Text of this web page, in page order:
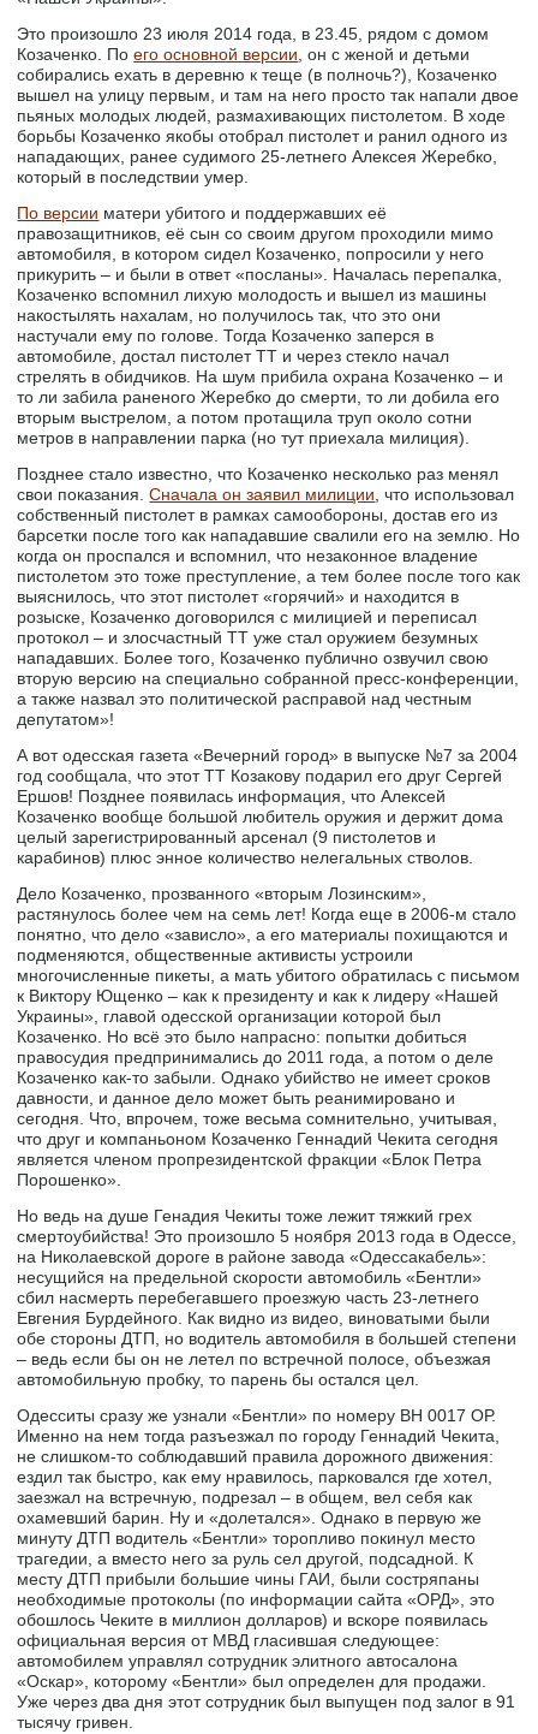
Это произошло 23 июля 2014 года, в 23.45, рядом с домом
Козаченко. Поего основной версии , он с женой и детьми
собирались ехать в деревню к теще (в полночь?), Козаченко
вышел на улицу первым, и там на него просто так напали двое
пьяных молодых людей, размахивающих пистолетом. В ходе
борьбы Козаченко якобы отобрал пистолет и ранил одного из
нападающих, ранее судимого 25-летнего Алексея Жеребко,
который в последствии умер.
По версии матери убитого и поддержавших её
правозащитников, её сын со своим другом проходили мимо
автомобиля, в котором сидел Козаченко, попросили у него
прикурить – и были в ответ «посланы». Началась перепалка,
Козаченко вспомнил лихую молодость и вышел из машины
накостылять нахалам, но получилось так, что это они
настучали ему по голове. Тогда Козаченко заперся в
автомобиле, достал пистолет ТТ и через стекло начал
стрелять в обидчиков. На шум прибила охрана Козаченко – и
то ли забила раненого Жеребко до смерти, то ли добила его
вторым выстрелом, а потом протащила труп около сотни
метров в направлении парка (но тут приехала милиция).
Позднее стало известно, что Козаченко несколько раз менял
свои показания.Сначала он заявил милиции , что использовал
собственный пистолет в рамках самообороны, достав его из
барсетки после того как нападавшие свалили его на землю. Но
когда он проспался и вспомнил, что незаконное владение
пистолетом это тоже преступление, а тем более после того как
выяснилось, что этот пистолет «горячий» и находится в
розыске, Козаченко договорился с милицией и переписал
протокол – и злосчастный ТТ уже стал оружием безумных
нападавших. Более того, Козаченко публично озвучил свою
вторую версию на специально собранной пресс-конференции,
а также назвал это политической расправой над честным
депутатом»!
А вот одесская газета «Вечерний город» в выпуске №7 за 2004
год сообщала, что этот ТТ Козакову подарил его друг Сергей
Ершов! Позднее появилась информация, что Алексей
Козаченко вообще большой любитель оружия и держит дома
целый зарегистрированный арсенал (9 пистолетов и
карабинов) плюс энное количество нелегальных стволов.
Дело Козаченко, прозванного «вторым Лозинским»,
растянулось более чем на семь лет! Когда еще в 2006-м стало
понятно, что дело «зависло», а его материалы похищаются и
подменяются, общественные активисты устроили
многочисленные пикеты, а мать убитого обратилась с письмом
к Виктору Ющенко – как к президенту и как к лидеру «Нашей
Украины», главой одесской организации которой был
Козаченко. Но всё это было напрасно: попытки добиться
правосудия предпринимались до 2011 года, а потом о деле
Козаченко как-то забыли. Однако убийство не имеет сроков
давности, и данное дело может быть реанимировано и
сегодня. Что, впрочем, тоже весьма сомнительно, учитывая,
что друг и компаньоном Козаченко Геннадий Чекита сегодня
является членом пропрезидентской фракции «Блок Петра
Порошенко».
Но ведь на душе Генадия Чекиты тоже лежит тяжкий грех
смертоубийства! Это произошло 5 ноября 2013 года в Одессе,
на Николаевской дороге в районе завода «Одессакабель»:
несущийся на предельной скорости автомобиль «Бентли»
сбил насмерть перебегавшего проезжую часть 23-летнего
Евгения Бурдейного. Как видно из видео, виноватыми были
обе стороны ДТП, но водитель автомобиля в большей степени
– ведь если бы он не летел по встречной полосе, объезжая
автомобильную пробку, то парень бы остался цел.
Одесситы сразу же узнали «Бентли» по номеру ВН 0017 ОР.
Именно на нем тогда разъезжал по городу Геннадий Чекита,
не слишком-то соблюдавший правила дорожного движения:
ездил так быстро, как ему нравилось, парковался где хотел,
заезжал на встречную, подрезал – в общем, вел себя как
охамевший барин. Ну и «долетался». Однако в первую же
минуту ДТП водитель «Бентли» торопливо покинул место
трагедии, а вместо него за руль сел другой, подсадной. К
месту ДТП прибыли большие чины ГАИ, были состряпаны
необходимые протоколы (по информации сайта «ОРД», это
обошлось Чеките в миллион долларов) и вскоре появилась
официальная версия от МВД гласившая следующее:
автомобилем управлял сотрудник элитного автосалона
«Оскар», которому «Бентли» был определен для продажи.
Уже через два дня этот сотрудник был выпущен под залог в 91
тысячу гривен.